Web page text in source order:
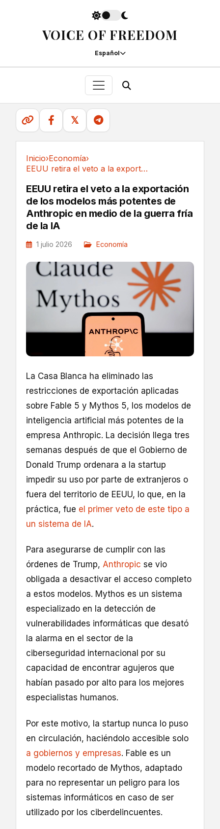
VOICE OF FREEDOM
Español
𝕏
Inicio›Economía›
EEUU retira el veto a la exportación de los...
EEUU retira el veto a la exportación
de los modelos más potentes de
Anthropic en medio de la guerra fría
de la IA
1 julio 2026 Economía
La Casa Blanca ha eliminado las
restricciones de exportación aplicadas
sobre Fable 5 y Mythos 5, los modelos de
inteligencia artificial más potentes de la
empresa Anthropic. La decisión llega tres
semanas después de que el Gobierno de
Donald Trump ordenara a la startup
impedir su uso por parte de extranjeros o
fuera del territorio de EEUU, lo que, en la
práctica, fue el primer veto de este tipo a
un sistema de IA.
Para asegurarse de cumplir con las
órdenes de Trump, Anthropic se vio
obligada a desactivar el acceso completo
a estos modelos. Mythos es un sistema
especializado en la detección de
vulnerabilidades informáticas que desató
la alarma en el sector de la
ciberseguridad internacional por su
capacidad de encontrar agujeros que
habían pasado por alto para los mejores
especialistas humanos.
Por este motivo, la startup nunca lo puso
en circulación, haciéndolo accesible solo
a gobiernos y empresas. Fable es un
modelo recortado de Mythos, adaptado
para no representar un peligro para los
sistemas informáticos en caso de ser
utilizado por los ciberdelincuentes.